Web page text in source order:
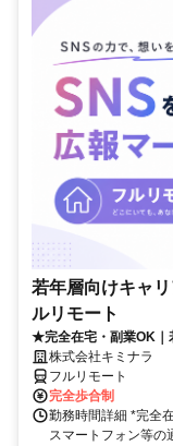
若年層向けキャ
ルリモート
★完全在宅・副業OK｜
株式会社キミナラ
フルリモート
完全歩合制
勤務時間詳細 *完全
スマートフォン等の